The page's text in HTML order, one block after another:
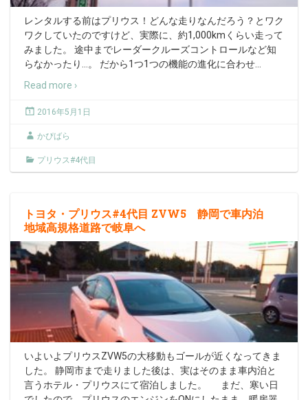
レンタルする前はプリウス！どんな走りなんだろう？とワク
ワクしていたのですけど、実際に、約1,000kmくらい走って
みました。 途中までレーダークルーズコントロールなど知
らなかったり…。 だから1つ1つの機能の進化に合わせ
Read more ›
2016年5月1日
かぴばら
プリウス#4代目
トヨタ・プリウス#4代目 ZVW5 静岡で車内泊
地域高規格道路で岐阜へ
いよいよプリウスZVW5の大移動もゴールが近くなってきま
した。 静岡市まで走りました後は、実はそのまま車内泊と
言うホテル・プリウスにて宿泊しました。 まだ、寒い日